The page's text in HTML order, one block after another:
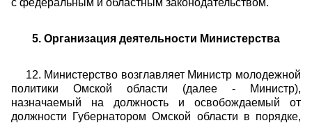
с федеральным и областным законодательством.
5. Организация деятельности Министерства
12. Министерство возглавляет Министр молодежной
политики Омской области (далее - Министр),
назначаемый на должность и освобождаемый от
должности Губернатором Омской области в порядке,